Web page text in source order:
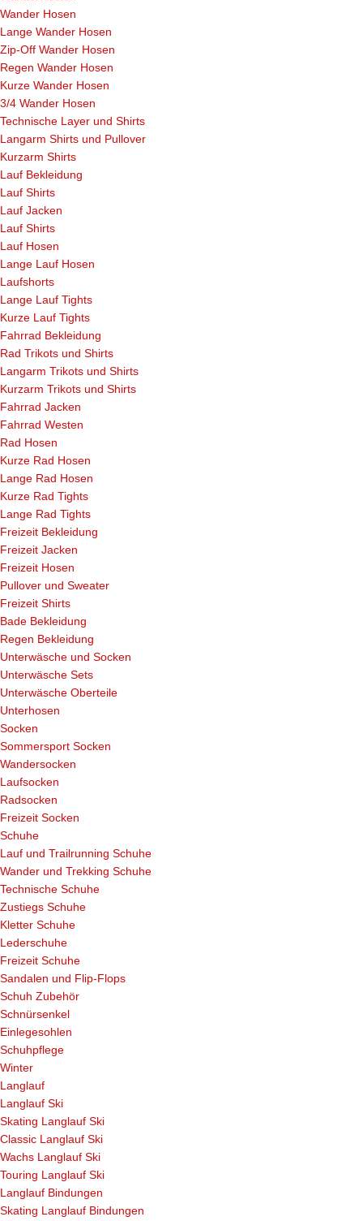
Wander Hosen
Lange Wander Hosen
Zip-Off Wander Hosen
Regen Wander Hosen
Kurze Wander Hosen
3/4 Wander Hosen
Technische Layer und Shirts
Langarm Shirts und Pullover
Kurzarm Shirts
Lauf Bekleidung
Lauf Shirts
Lauf Jacken
Lauf Shirts
Lauf Hosen
Lange Lauf Hosen
Laufshorts
Lange Lauf Tights
Kurze Lauf Tights
Fahrrad Bekleidung
Rad Trikots und Shirts
Langarm Trikots und Shirts
Kurzarm Trikots und Shirts
Fahrrad Jacken
Fahrrad Westen
Rad Hosen
Kurze Rad Hosen
Lange Rad Hosen
Kurze Rad Tights
Lange Rad Tights
Freizeit Bekleidung
Freizeit Jacken
Freizeit Hosen
Pullover und Sweater
Freizeit Shirts
Bade Bekleidung
Regen Bekleidung
Unterwäsche und Socken
Unterwäsche Sets
Unterwäsche Oberteile
Unterhosen
Socken
Sommersport Socken
Wandersocken
Laufsocken
Radsocken
Freizeit Socken
Schuhe
Lauf und Trailrunning Schuhe
Wander und Trekking Schuhe
Technische Schuhe
Zustiegs Schuhe
Kletter Schuhe
Lederschuhe
Freizeit Schuhe
Sandalen und Flip-Flops
Schuh Zubehör
Schnürsenkel
Einlegesohlen
Schuhpflege
Winter
Langlauf
Langlauf Ski
Skating Langlauf Ski
Classic Langlauf Ski
Wachs Langlauf Ski
Touring Langlauf Ski
Langlauf Bindungen
Skating Langlauf Bindungen